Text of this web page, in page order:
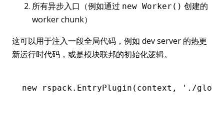
所有异步入口（例如通过 new Worker() 创建的
worker chunk）
这可以用于注入一段全局代码，例如 dev server 的热更
新运行时代码，或是模块联邦的初始化逻辑。
new rspack.EntryPlugin (context , './